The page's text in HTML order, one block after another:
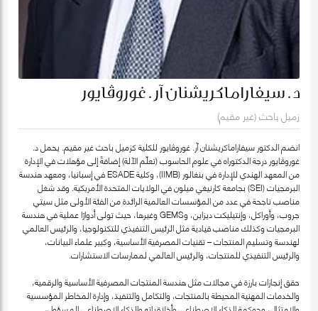
د. سيفاراماكريشنان آر. غوروڤايور
زميل باحث (غير مقيم)
انضم الدكتور سيفاراماكريشنان آر. غوروڤايور للكلية كزميل باحث غير مقيم. يحمل د.
غوروڤايور درجة الدكتوراه في علوم الحاسوب (تعلّم الآلة) إضافةً إلى مؤهلات في الإدارة
من المعهد الهندي للإدارة في بنغالور (IIMB)، وكلية ESADE في إسبانيا، ومعهد هندسة
البرمجيات (SEI) بجامعة كارنيغي ميلون في الولايات المتحدة الأمريكية. وقد شغل
مناصب ناجحة في عدد من المؤسسات العالمية الرائدة من الفئة الأولى مثل سيتي
جروب، وأوراكل، وإنتيليكت ديزاين، وGEMS وغيرها، حيث تولى أدوارًا عملية في هندسة
البرمجيات وكذلك مناصب قيادية مثل الرئيس التنفيذي للتكنولوجيا، والرئيس العالمي
لهندسة وتسليم المنتجات – تقنيات المصرفية الأساسية، وكبير علماء البيانات،
والرئيس التنفيذي للمنتجات، والرئيس العالمي لممارسات الاستشارات.
حقق إنجازات بارزة في مجالات مثل هندسة المنتجات المصرفية الأساسية والرقمية،
والخدمات المهنية المحيطة بالمنتجات، والتكامل والتنفيذ، وإدارة المخاطر المؤسسية